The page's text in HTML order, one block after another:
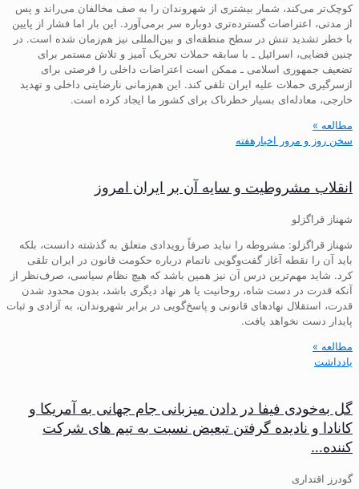
کوچک‌تر می‌کند، شمار بیشتری از شهروندان را به صف مخالفان می‌راند و پس
از مدتی، اعتراضات گسترده‌تری دوباره سر برمی‌آورد. این بار اما فشار از پایین
با خطر تشدید تنش در سطح منطقه‌ای و بین‌المللی نیز هم‌زمان شده است. در
چنین فضایی، اسرائیل ـ با سابقه حملات تحریک آمیز و تلاش مستمر برای
تضعیف جمهوری اسلامی ـ ممکن است اعتراضات داخلی را فرصتی برای
ازسرگیری حملات علیه ایران تلقی کند. این هم‌زمانی نارضایتی داخلی و تهدید
خارجی، معادله‌ای بسیار خطرناک برای کشور ما ایجاد کرده است.
مطالعه »
سخن روز و مرور اخبارهفته
انقلاب مشروطیت و سایه آن بر ایران امروز
شهناز قراگزلو
شهناز قراگزلو: مشروطه را نباید صرفاً رویدادی متعلق به گذشته دانست، بلکه
باید آن را نقطه آغاز گفت‌وگویی ناتمام درباره حکومت قانون در ایران تلقی
کرد. شاید مهم‌ترین درس آن نیز همین باشد که هیچ نظام سیاسی، صرف‌نظر از
آنکه قدرت در دست شاه، روحانیت یا هر نهاد دیگری باشد، بدون محدود شدن
قدرت، استقلال نهادهای قانونی و پاسخ‌گویی در برابر شهروندان، به آزادی و ثبات
پایدار دست نخواهد یافت.
مطالعه »
یادداشت
گل به‌خودی فیفا در دادن میزبانی جام جهانی به آمریکا و
کانادا و نادیده گرفتن تبعیض نسبت به تیم های شرکت
کننده…
گودرز اقتداری